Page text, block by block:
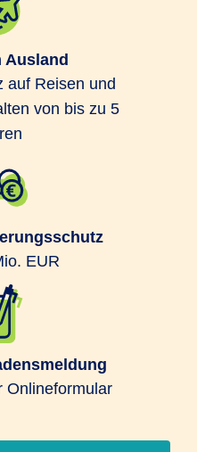
Ausland
auf Reisen und
von bis zu 5
EUR
Onlineformular